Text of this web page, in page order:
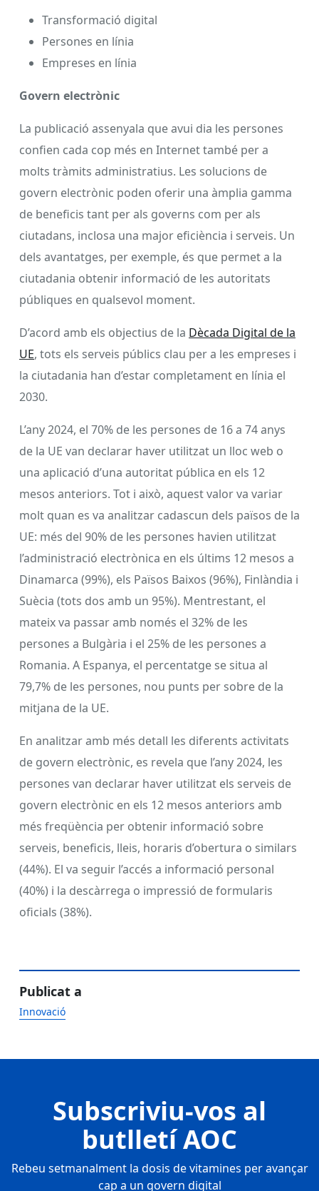
Transformació digital
Persones en línia
Empreses en línia
Govern electrònic
La publicació assenyala que avui dia les persones
confien cada cop més en Internet també per a
molts tràmits administratius. Les solucions de
govern electrònic poden oferir una àmplia gamma
de beneficis tant per als governs com per als
ciutadans, inclosa una major eficiència i serveis. Un
dels avantatges, per exemple, és que permet a la
ciutadania obtenir informació de les autoritats
públiques en qualsevol moment.
D’acord amb els objectius de la Dècada Digital de la
UE, tots els serveis públics clau per a les empreses i
la ciutadania han d’estar completament en línia el
2030.
L’any 2024, el 70% de les persones de 16 a 74 anys
de la UE van declarar haver utilitzat un lloc web o
una aplicació d’una autoritat pública en els 12
mesos anteriors. Tot i això, aquest valor va variar
molt quan es va analitzar cadascun dels països de la
UE: més del 90% de les persones havien utilitzat
l’administració electrònica en els últims 12 mesos a
Dinamarca (99%), els Països Baixos (96%), Finlàndia i
Suècia (tots dos amb un 95%). Mentrestant, el
mateix va passar amb només el 32% de les
persones a Bulgària i el 25% de les persones a
Romania. A Espanya, el percentatge se situa al
79,7% de les persones, nou punts per sobre de la
mitjana de la UE.
En analitzar amb més detall les diferents activitats
de govern electrònic, es revela que l’any 2024, les
persones van declarar haver utilitzat els serveis de
govern electrònic en els 12 mesos anteriors amb
més freqüència per obtenir informació sobre
serveis, beneficis, lleis, horaris d’obertura o similars
(44%). El va seguir l’accés a informació personal
(40%) i la descàrrega o impressió de formularis
oficials (38%).
Publicat a
Innovació
Subscriviu-vos al
butlletí AOC
Rebeu setmanalment la dosis de vitamines per avançar
cap a un govern digital